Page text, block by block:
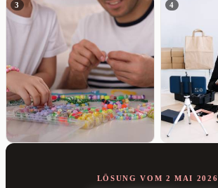
3 4
LÖSUNG VOM 2 MAI 2026